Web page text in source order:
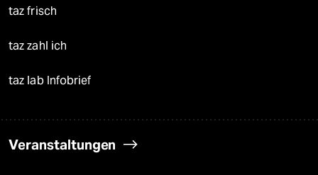
taz frisch
taz zahl ich
taz lab Infobrief
Veranstaltungen